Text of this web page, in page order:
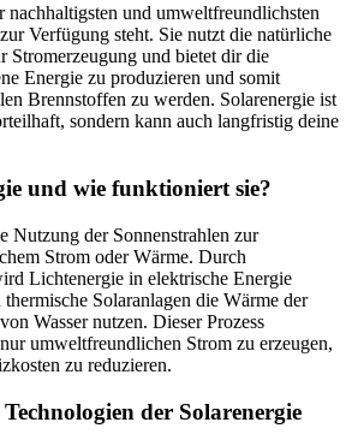
nachhaltigsten und umweltfreundlichsten
Verfügung steht. Sie nutzt die natürliche
Stromerzeugung und bietet dir die
Energie zu produzieren und somit
Brennstoffen zu werden. Solarenergie ist
sondern kann auch langfristig deine
und wie funktioniert sie?
Nutzung der Sonnenstrahlen zur
Strom oder Wärme. Durch
Lichtenergie in elektrische Energie
Solaranlagen die Wärme der
Wasser nutzen. Dieser Prozess
umweltfreundlichen Strom zu erzeugen,
zu reduzieren.
der Solarenergie